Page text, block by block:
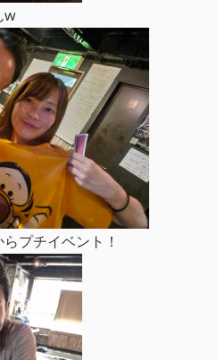
w
プチイベント！